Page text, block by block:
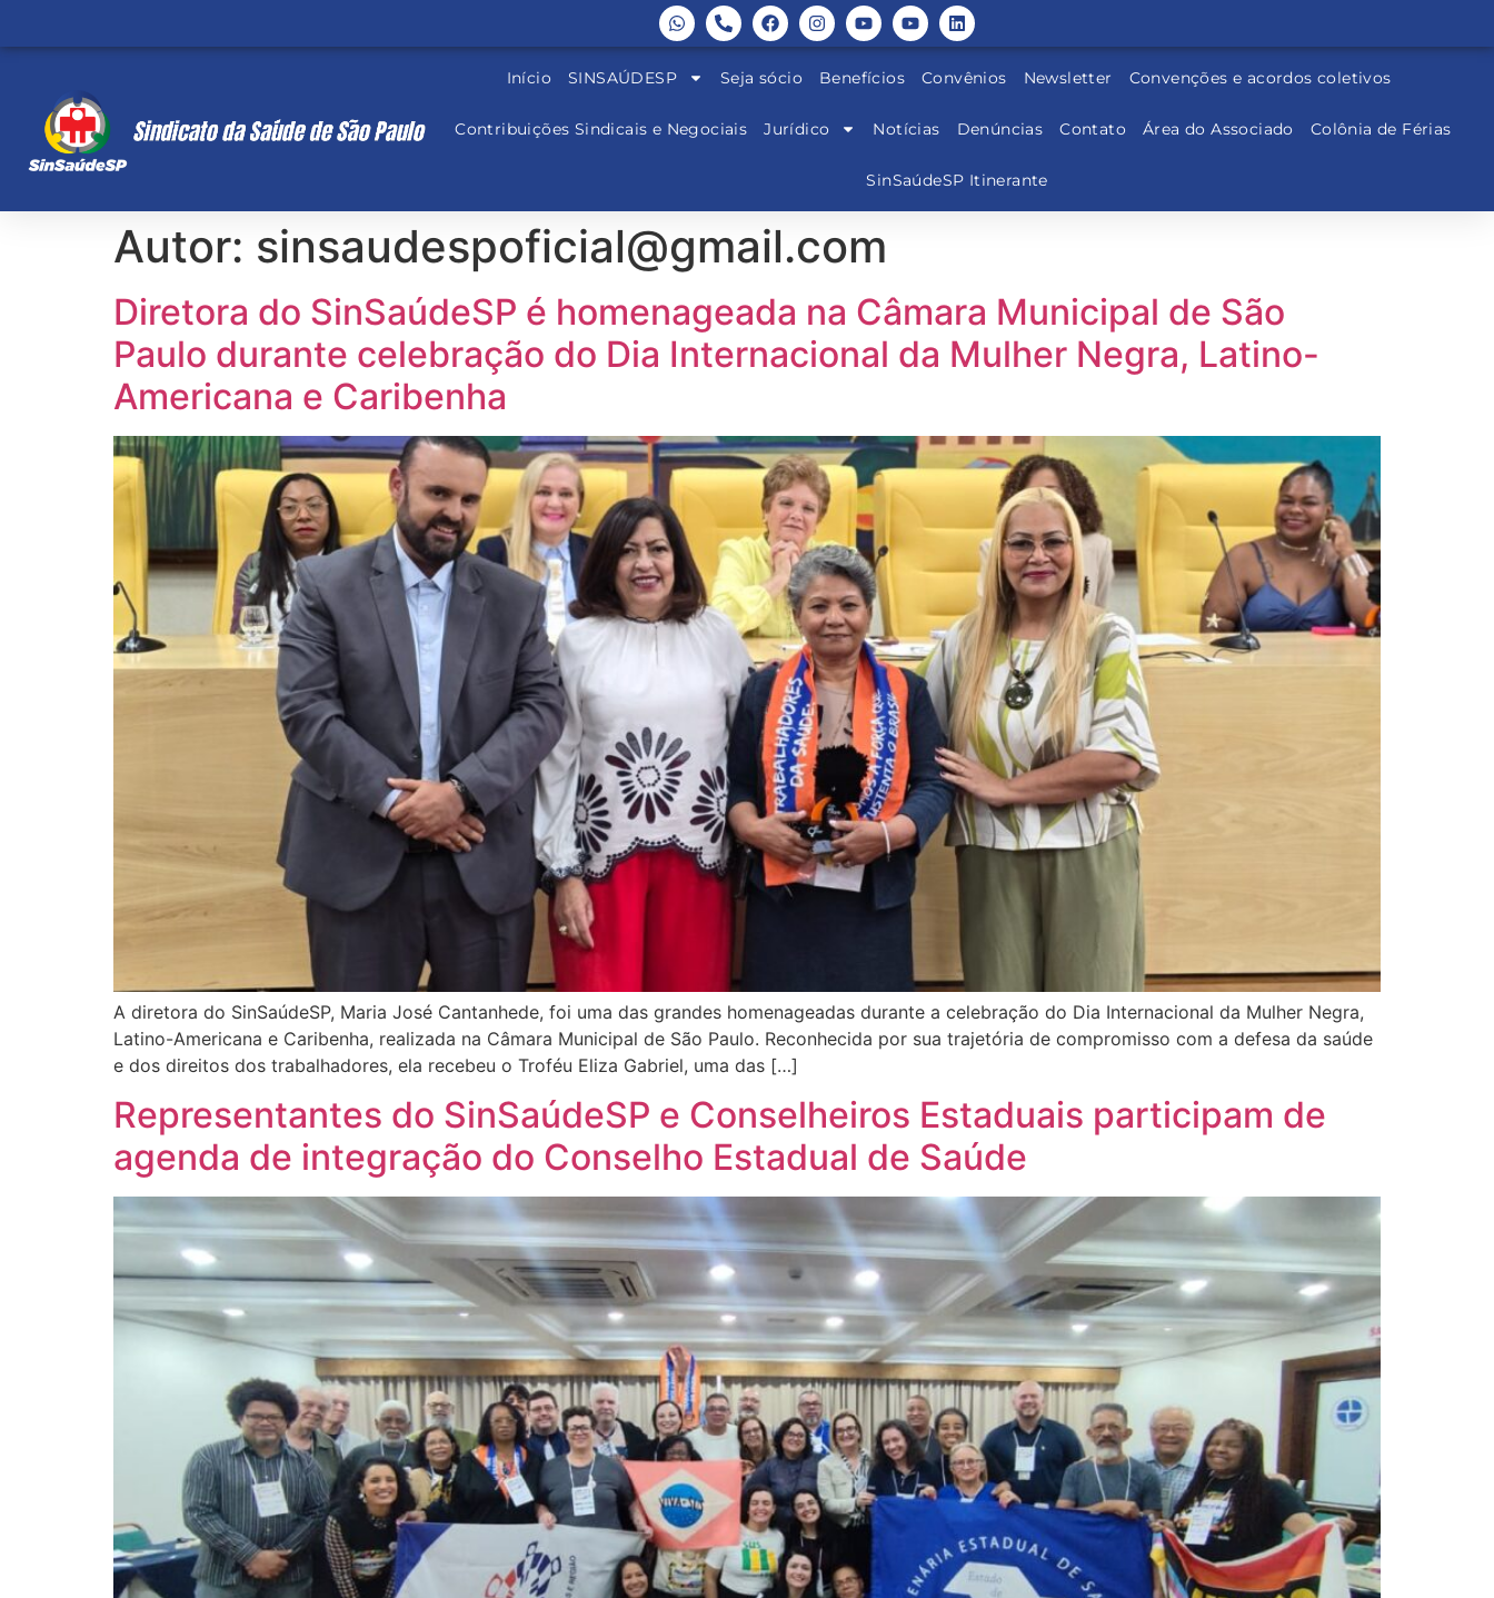
Início SINSAÚDESP Seja sócio Benefícios Convênios Newsletter Convenções e acordos coletivos
Contribuições Sindicais e Negociais Jurídico Notícias Denúncias Contato Área do Associado Colônia de Férias
SinSaúdeSP Itinerante
Autor: sinsaudespoficial@gmail.com
Diretora do SinSaúdeSP é homenageada na Câmara Municipal de São
Paulo durante celebração do Dia Internacional da Mulher Negra, Latino-
Americana e Caribenha
A diretora do SinSaúdeSP, Maria José Cantanhede, foi uma das grandes homenageadas durante a celebração do Dia Internacional da Mulher Negra,
Latino-Americana e Caribenha, realizada na Câmara Municipal de São Paulo. Reconhecida por sua trajetória de compromisso com a defesa da saúde
e dos direitos dos trabalhadores, ela recebeu o Troféu Eliza Gabriel, uma das […]
Representantes do SinSaúdeSP e Conselheiros Estaduais participam de
agenda de integração do Conselho Estadual de Saúde